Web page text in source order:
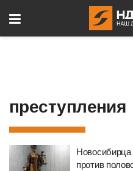
преступления
Новосибирца
против